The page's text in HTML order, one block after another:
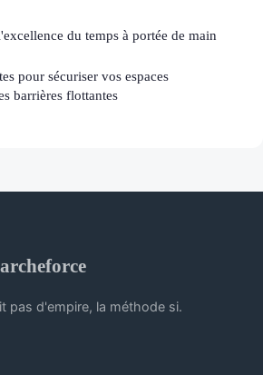
du temps à portée de main
pour sécuriser vos espaces
barrières flottantes
pas d'empire, la méthode si.